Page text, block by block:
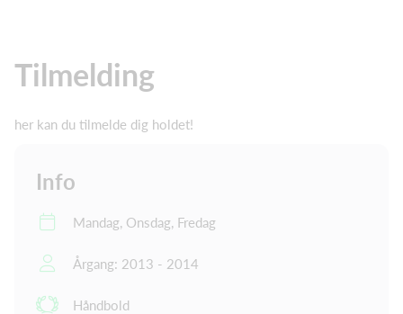
Tilmelding
her kan du tilmelde dig holdet!
Info
Mandag, Onsdag, Fredag
Årgang: 2013 - 2014
Håndbold